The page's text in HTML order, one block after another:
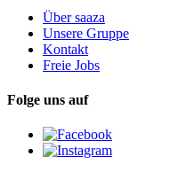
Über saaza
Unsere Gruppe
Kontakt
Freie Jobs
Folge uns auf